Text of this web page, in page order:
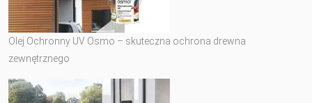
Olej Ochronny UV Osmo – skuteczna ochrona drewna
zewnętrznego